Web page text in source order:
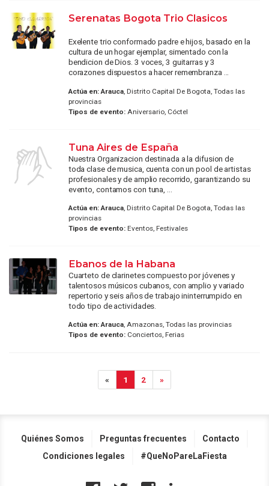
Serenatas Bogota Trio Clasicos
Exelente trio conformado padre e hijos, basado en la
cultura de un hogar ejemplar, simentado con la
bendicion de Dios. 3 voces, 3 guitarras y 3
corazones dispuestos a hacer remembranza ...
Actúa en: Arauca, Distrito Capital De Bogota, Todas las
provincias
Tipos de evento:Aniversario, Cóctel
Tuna Aires de España
Nuestra Organizacion destinada a la difusion de
toda clase de musica, cuenta con un pool de artistas
profesionales y de amplio recorrido, garantizando su
evento, contamos con tuna, ...
Actúa en: Arauca, Distrito Capital De Bogota, Todas las
provincias
Tipos de evento:Eventos, Festivales
Ebanos de la Habana
Cuarteto de clarinetes compuesto por jóvenes y
talentosos músicos cubanos, con amplio y variado
repertorio y seis años de trabajo ininterrumpido en
todo tipo de actividades.
Actúa en: Arauca, Amazonas, Todas las provincias
Tipos de evento:Conciertos, Ferias
« 1 2 »
Quiénes Somos Preguntas frecuentes
Contacto
Condiciones legales
#QueNoPareLaFiesta